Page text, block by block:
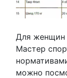
Для женщин
Мастер
можно